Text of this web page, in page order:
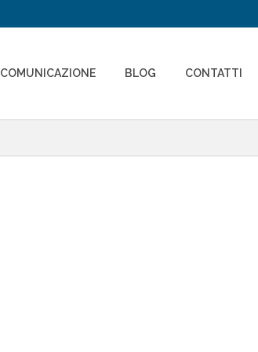
COMUNICAZIONE BLOG CONTATTI